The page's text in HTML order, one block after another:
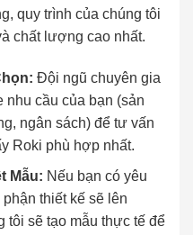
quy trình của chúng tôi
chất lượng cao nhất.
Đội ngũ chuyên gia
nhu cầu của bạn (sản
ngân sách) để tư vấn
Roki phù hợp nhất.
Mẫu: Nếu bạn có yêu
thiết kế sẽ lên
tôi sẽ tạo mẫu thực tế để